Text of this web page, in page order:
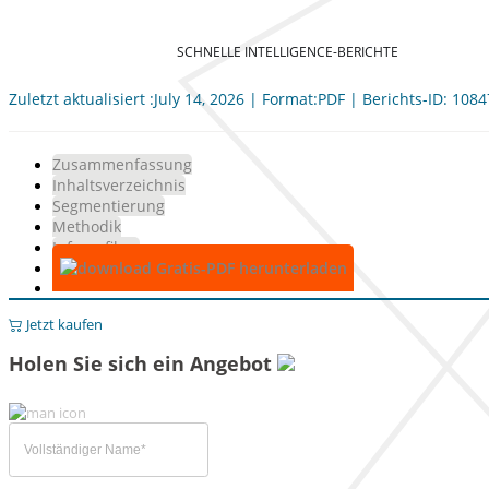
SCHNELLE INTELLIGENCE-BERICHTE
Zuletzt aktualisiert :July 14, 2026 | Format:PDF | Berichts-ID:
Zusammenfassung
Inhaltsverzeichnis
Segmentierung
Methodik
Infografiken
Gratis-PDF herunterladen
Jetzt kaufen
Holen Sie sich ein Angebot